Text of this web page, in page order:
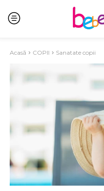
Acasă COPII Sanatate copii